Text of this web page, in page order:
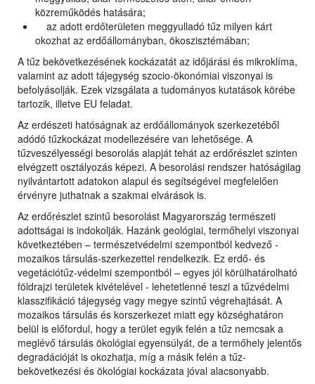
közreműködés hatására;
az adott erdőterületen meggyulladó tűz milyen kárt
okozhat az erdőállományban, ökoszisztémában;
A tűz bekövetkezésének kockázatát az időjárási és mikroklíma,
valamint az adott tájegység szocio-ökonómiai viszonyai is
befolyásolják. Ezek vizsgálata a tudományos kutatások körébe
tartozik, illetve EU feladat.
Az erdészeti hatóságnak az erdőállományok szerkezetéből
adódó tűzkockázat modellezésére van lehetősége. A
tűzveszélyességi besorolás alapját tehát az erdőrészlet szinten
elvégzett osztályozás képezi. A besorolási rendszer hatóságilag
nyilvántartott adatokon alapul és segítségével megfelelően
érvényre juthatnak a szakmai elvárások is.
Az erdőrészlet szintű besorolást Magyarország természeti
adottságai is indokolják. Hazánk geológiai, termőhelyi viszonyai
következtében – természetvédelmi szempontból kedvező -
mozaikos társulás-szerkezettel rendelkezik. Ez erdő- és
vegetációtűz-védelmi szempontból – egyes jól körülhatárolható
földrajzi területek kivételével - lehetetlenné teszi a tűzvédelmi
klasszifikáció tájegység vagy megye szintű végrehajtását. A
mozaikos társulás és korszerkezet miatt egy községhatáron
belül is előfordul, hogy a terület egyik felén a tűz nemcsak a
meglévő társulás ökológiai egyensúlyát, de a termőhely jelentős
degradációját is okozhatja, míg a másik felén a tűz-
bekövetkezési és ökológiai kockázata jóval alacsonyabb.